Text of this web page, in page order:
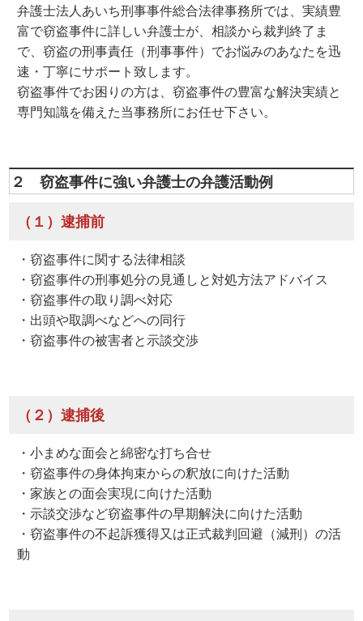
弁護士法人あいち刑事事件総合法律事務所では、実績豊
富で窃盗事件に詳しい弁護士が、相談から裁判終了ま
で、窃盗の刑事責任（刑事事件）でお悩みのあなたを迅
速・丁寧にサポート致します。
窃盗事件でお困りの方は、窃盗事件の豊富な解決実績と
専門知識を備えた当事務所にお任せ下さい。
２ 窃盗事件に強い弁護士の弁護活動例
（１）逮捕前
・窃盗事件に関する法律相談
・窃盗事件の刑事処分の見通しと対処方法アドバイス
・窃盗事件の取り調べ対応
・出頭や取調べなどへの同行
・窃盗事件の被害者と示談交渉
（２）逮捕後
・小まめな面会と綿密な打ち合せ
・窃盗事件の身体拘束からの釈放に向けた活動
・家族との面会実現に向けた活動
・示談交渉など窃盗事件の早期解決に向けた活動
・窃盗事件の不起訴獲得又は正式裁判回避（減刑）の活
動